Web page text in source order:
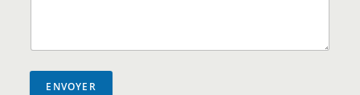
ENVOYER